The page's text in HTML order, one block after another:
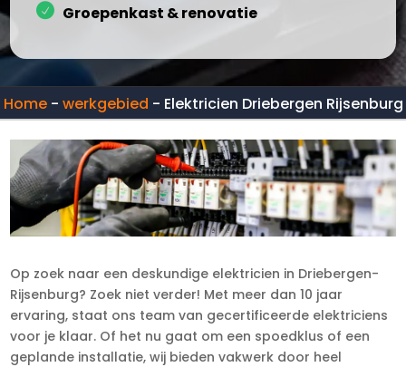
Groepenkast & renovatie
Home- werkgebied - Elektricien Driebergen Rijsenburg
Op zoek naar een deskundige elektricien in Driebergen-
Rijsenburg? Zoek niet verder! Met meer dan 10 jaar
ervaring, staat ons team van gecertificeerde elektriciens
voor je klaar. Of het nu gaat om een spoedklus of een
geplande installatie, wij bieden vakwerk door heel